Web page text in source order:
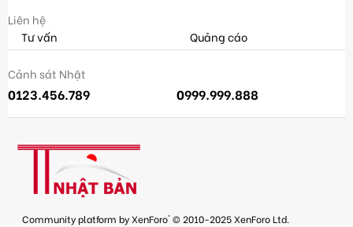
Liên hệ
Tư vấn
Quảng cáo
Cảnh sát Nhật
0123.456.789 0999.999.888
Community platform by XenForo® © 2010-2025 XenForo Ltd.